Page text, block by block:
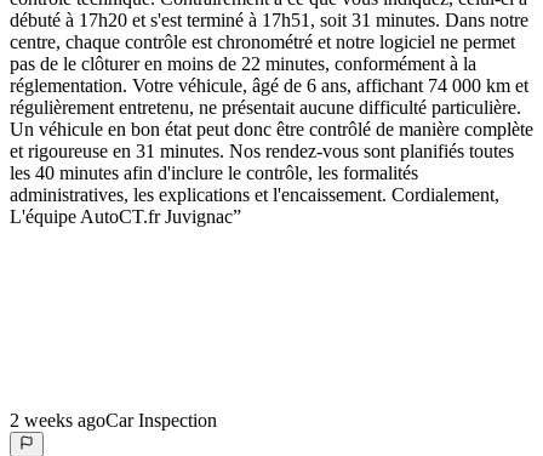
débuté à 17h20 et s'est terminé à 17h51, soit 31 minutes. Dans notre
centre, chaque contrôle est chronométré et notre logiciel ne permet
pas de le clôturer en moins de 22 minutes, conformément à la
réglementation. Votre véhicule, âgé de 6 ans, affichant 74 000 km et
régulièrement entretenu, ne présentait aucune difficulté particulière.
Un véhicule en bon état peut donc être contrôlé de manière complète
et rigoureuse en 31 minutes. Nos rendez-vous sont planifiés toutes
les 40 minutes afin d'inclure le contrôle, les formalités
administratives, les explications et l'encaissement. Cordialement,
L'équipe AutoCT.fr Juvignac”
2 weeks agoCar Inspection